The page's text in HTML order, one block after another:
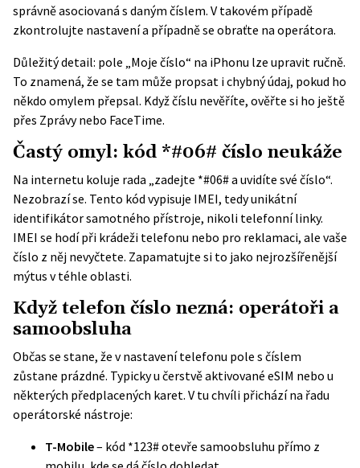
správně asociovaná s daným číslem. V takovém případě
zkontrolujte nastavení a případně se obraťte na operátora.
Důležitý detail: pole „Moje číslo“ na iPhonu lze upravit ručně.
To znamená, že se tam může propsat i chybný údaj, pokud ho
někdo omylem přepsal. Když číslu nevěříte, ověřte si ho ještě
přes Zprávy nebo FaceTime.
Častý omyl: kód *#06# číslo neukáže
Na internetu koluje rada „zadejte *#06# a uvidíte své číslo“.
Nezobrazí se. Tento kód vypisuje IMEI, tedy unikátní
identifikátor samotného přístroje, nikoli telefonní linky.
IMEI se hodí při krádeži telefonu nebo pro reklamaci, ale vaše
číslo z něj nevyčtete. Zapamatujte si to jako nejrozšířenější
mýtus v téhle oblasti.
Když telefon číslo nezná: operátoři a
samoobsluha
Občas se stane, že v nastavení telefonu pole s číslem
zůstane prázdné. Typicky u čerstvě aktivované eSIM nebo u
některých předplacených karet. V tu chvíli přichází na řadu
operátorské nástroje:
T-Mobile– kód *123# otevře samoobsluhu přímo z